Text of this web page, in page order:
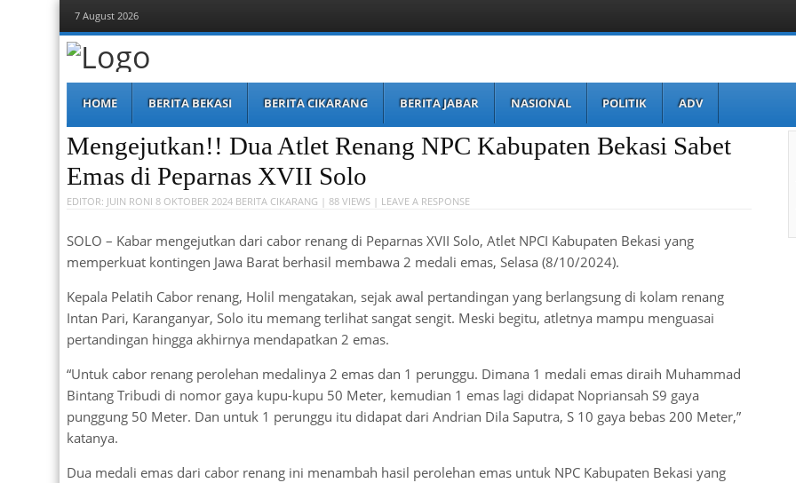
7 August 2026
Berita Bekasi
Mudah Melihat Bekasi
Menu
content
HOME BERITA BEKASI BERITA CIKARANG BERITA JABAR NASIONAL POLITIK ADV
Mengejutkan!! Dua Atlet Renang NPC Kabupaten Bekasi Sabet
Emas di Peparnas XVII Solo
EDITOR: JUIN RONI 8 OKTOBER 2024 BERITA CIKARANG | 88 VIEWS | LEAVE A RESPONSE
SOLO – Kabar mengejutkan dari cabor renang di Peparnas XVII Solo, Atlet NPCI Kabupaten Bekasi yang
memperkuat kontingen Jawa Barat berhasil membawa 2 medali emas, Selasa (8/10/2024).
Kepala Pelatih Cabor renang, Holil mengatakan, sejak awal pertandingan yang berlangsung di kolam renang
Intan Pari, Karanganyar, Solo itu memang terlihat sangat sengit. Meski begitu, atletnya mampu menguasai
pertandingan hingga akhirnya mendapatkan 2 emas.
“Untuk cabor renang perolehan medalinya 2 emas dan 1 perunggu. Dimana 1 medali emas diraih Muhammad
Bintang Tribudi di nomor gaya kupu-kupu 50 Meter, kemudian 1 emas lagi didapat Nopriansah S9 gaya
punggung 50 Meter. Dan untuk 1 perunggu itu didapat dari Andrian Dila Saputra, S 10 gaya bebas 200 Meter,”
katanya.
Dua medali emas dari cabor renang ini menambah hasil perolehan emas untuk NPC Kabupaten Bekasi yang